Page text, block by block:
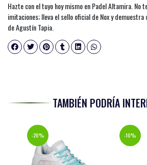
Hazte con el tuyo hoy mismo en Padel Altamira. No
imitaciones; lleva el sello oficial de Nox y
de Agustín Tapia.
TAMBIÉN PODRÍA
-20% -10%